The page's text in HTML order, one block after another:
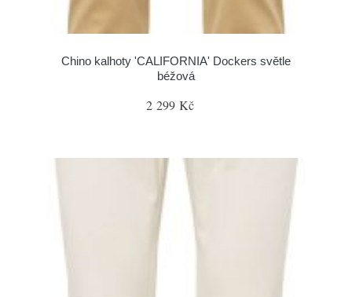
Chino kalhoty 'CALIFORNIA' Dockers světle
béžová
2 299 Kč